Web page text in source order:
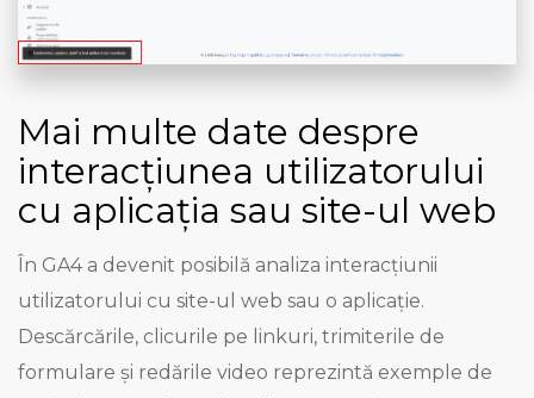
Mai multe date despre
interacțiunea utilizatorului
cu aplicația sau site-ul web
În GA4 a devenit posibilă analiza interacțiunii
utilizatorului cu site-ul web sau o aplicație.
Descărcările, clicurile pe linkuri, trimiterile de
formulare și redările video reprezintă exemple de